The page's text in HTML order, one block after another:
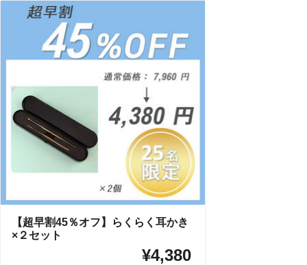
【超早割45％オフ】らくらく耳かき
×２セット
¥4,380